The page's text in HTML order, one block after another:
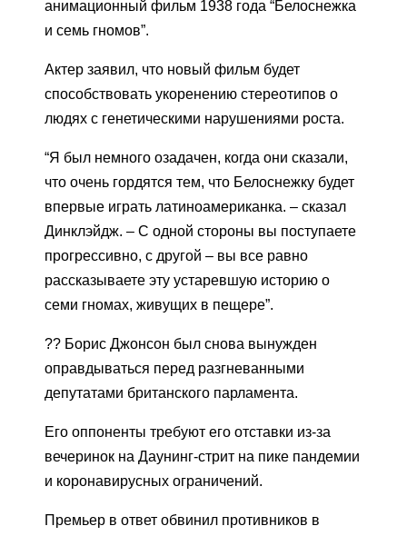
анимационный фильм 1938 года “Белоснежка
и семь гномов”.
Актер заявил, что новый фильм будет
способствовать укоренению стереотипов о
людях с генетическими нарушениями роста.
“Я был немного озадачен, когда они сказали,
что очень гордятся тем, что Белоснежку будет
впервые играть латиноамериканка. – сказал
Динклэйдж. – С одной стороны вы поступаете
прогрессивно, с другой – вы все равно
рассказываете эту устаревшую историю о
семи гномах, живущих в пещере”.
?? Борис Джонсон был снова вынужден
оправдываться перед разгневанными
депутатами британского парламента.
Его оппоненты требуют его отставки из-за
вечеринок на Даунинг-стрит на пике пандемии
и коронавирусных ограничений.
Премьер в ответ обвинил противников в